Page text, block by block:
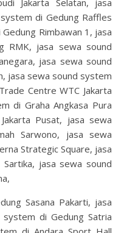
di Gedung Raffles
Rimbawan 1, jasa
RMK, jasa sewa sound
jasa sewa sound
jasa sewa sound system
Centre WTC Jakarta
di Graha Angkasa Pura
Pusat, jasa sewa
Sarwono, jasa sewa
Strategic Square, jasa
jasa sewa sound
Sasana Pakarti, jasa
system di Gedung Satria